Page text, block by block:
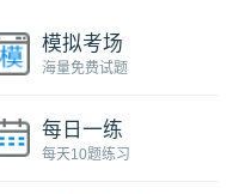
模拟考场
海量免费试题
每日一练
每天10题练习